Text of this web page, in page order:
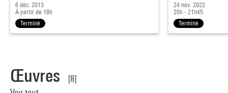
6 déc. 2013
À partir de 18h
Terminé
24 nov. 2022
20h - 21h45
Terminé
Œuvres
[8]